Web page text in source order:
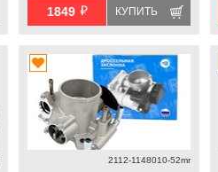
1849 й КУПИТЬ
2112-1148010-52mr